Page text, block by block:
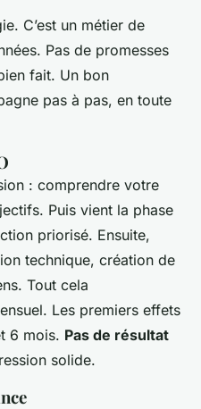
C’est un métier de
Pas de promesses
fait. Un bon
pas à pas, en toute
: comprendre votre
Puis vient la phase
priorisé. Ensuite,
technique, création de
Tout cela
Les premiers effets
6 mois. Pas de résultat
solide.